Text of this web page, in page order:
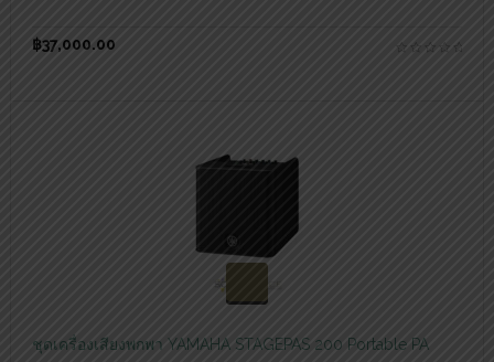
฿37,000.00
ชุดเครื่องเสียงพกพา YAMAHA STAGEPAS 200 Portable PA